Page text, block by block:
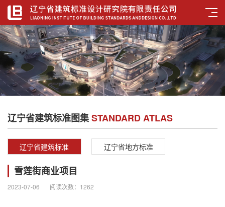
辽宁省建筑标准图集STANDARD ATLAS
辽宁省建筑标准
辽宁省地方标准
雪莲街商业项目
2023-07-06 阅读次数： 1262